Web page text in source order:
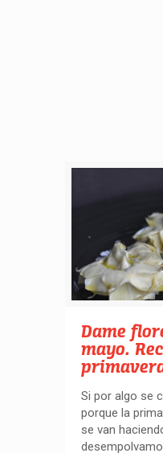
Dame
mayo.
Si por algo se
porque la
se van